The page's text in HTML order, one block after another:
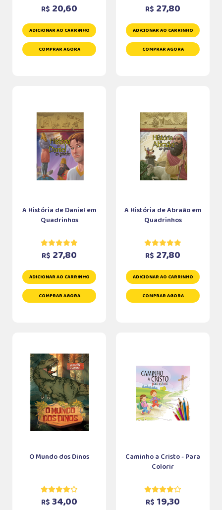
R$ 20,60
ADICIONAR AO CARRINHO
COMPRAR AGORA
R$ 27,80
ADICIONAR AO CARRINHO
COMPRAR AGORA
A História de Daniel em
Quadrinhos
R$ 27,80
ADICIONAR AO CARRINHO
COMPRAR AGORA
A História de Abraão em
Quadrinhos
R$ 27,80
ADICIONAR AO CARRINHO
COMPRAR AGORA
O Mundo dos Dinos
R$ 34,00
Caminho a Cristo - Para
Colorir
R$ 19,30